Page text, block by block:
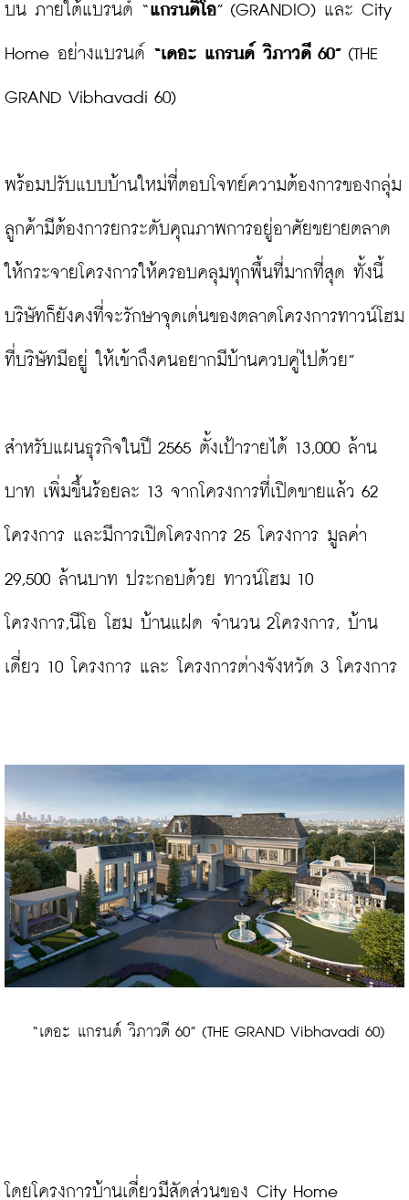
บน ภายใต้แบรนด์ “แกรนดิโอ” (GRANDIO) และ City
Home อย่างแบรนด์ “เดอะ แกรนด์ วิภาวดี 60” (THE
GRAND Vibhavadi 60)
พร้อมปรับแบบบ้านใหม่ที่ตอบโจทย์ความต้องการของกลุ่ม
ลูกค้ามีต้องการยกระดับคุณภาพการอยู่อาศัยขยายตลาด
ให้กระจายโครงการให้ครอบคลุมทุกพื้นที่มากที่สุด ทั้งนี้
บริษัทก็ยังคงที่จะรักษาจุดเด่นของตลาดโครงการทาวน์โฮม
ที่บริษัทมีอยู่ ให้เข้าถึงคนอยากมีบ้านควบคู่ไปด้วย”
สำหรับแผนธุรกิจในปี 2565 ตั้งเป้ารายได้ 13,000 ล้าน
บาท เพิ่มขึ้นร้อยละ 13 จากโครงการที่เปิดขายแล้ว 62
โครงการ และมีการเปิดโครงการ 25 โครงการ มูลค่า
29,500 ล้านบาท ประกอบด้วย ทาวน์โฮม 10
โครงการ,นีโอ โฮม บ้านแฝด จำนวน 2โครงการ, บ้าน
เดี่ยว 10 โครงการ และ โครงการต่างจังหวัด 3 โครงการ
“เดอะ แกรนด์ วิภาวดี 60” (THE GRAND Vibhavadi 60)
โดยโครงการบ้านเดี่ยวมีสัดส่วนของ City Home